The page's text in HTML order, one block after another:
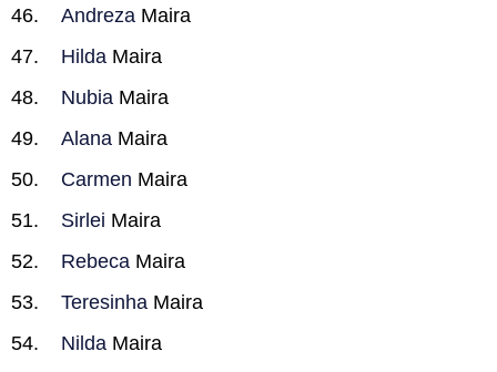
Andreza Maira
Hilda Maira
Nubia Maira
Alana Maira
Carmen Maira
Sirlei Maira
Rebeca Maira
Teresinha Maira
Nilda Maira